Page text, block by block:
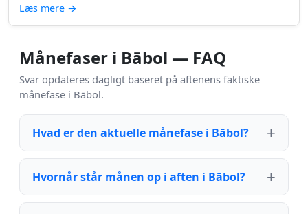
Læs mere →
Månefaser i Bābol — FAQ
Svar opdateres dagligt baseret på aftenens faktiske
månefase i Bābol.
Hvad er den aktuelle månefase i Bābol?
Hvornår står månen op i aften i Bābol?